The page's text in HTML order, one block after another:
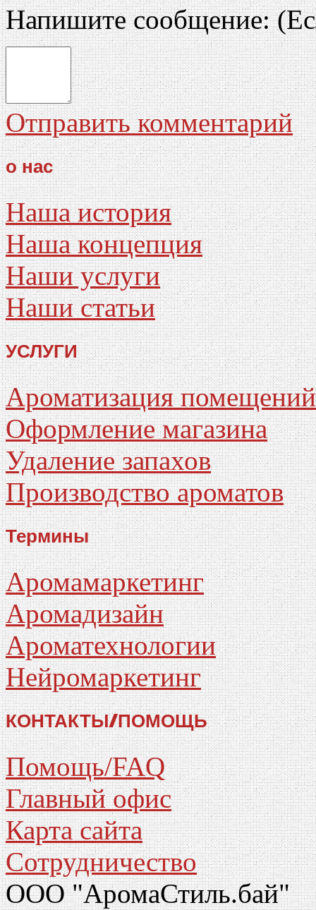
Напишите сообщение:
Отправить комментарий
о нас
Наша история
Наша концепция
Наши услуги
Наши статьи
УСЛУГИ
Ароматизация помещений
Оформление магазина
Удаление запахов
Производство ароматов
Термины
Аромамаркетинг
Аромадизайн
Ароматехнологии
Нейромаркетинг
КОНТАКТЫ/ПОМОЩЬ
Помощь/FAQ
Главный офис
Карта сайта
Сотрудничество
ООО "АромаСтиль.бай"